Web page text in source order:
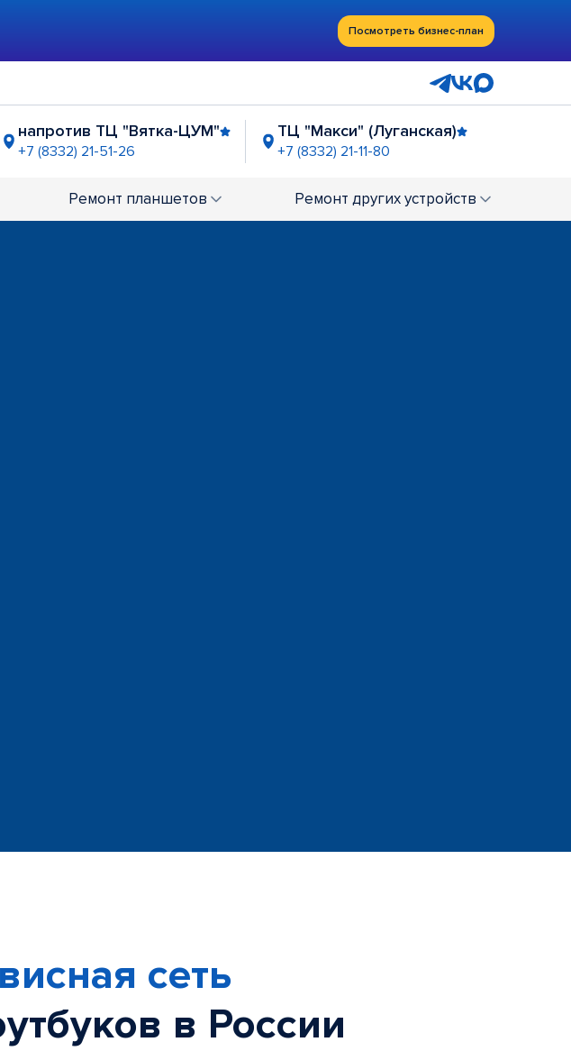
Посмотреть бизнес-план
напротив ТЦ "Вятка-ЦУМ"
+7 (8332) 21-51-26
ТЦ "Макси" (Луганская)
+7 (8332) 21-11-80
Ремонт планшетов Ремонт других устройств
сеть
в России